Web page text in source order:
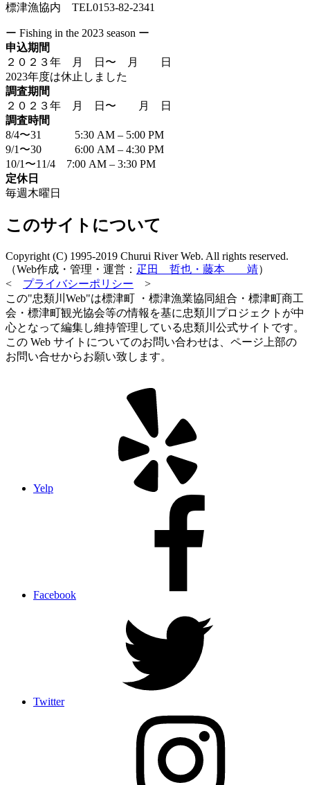
標津漁協内 TEL0153-82-2341
ー Fishing in the 2023 season ー
申込期間
２０２３年 月 日〜 月 日
2023年度は休止しました
調査期間
２０２３年 月 日〜 月 日
調査時間
8/4〜31 5:30 AM – 5:00 PM
9/1〜30 6:00 AM – 4:30 PM
10/1〜11/4 7:00 AM – 3:30 PM
定休日
毎週木曜日
このサイトについて
Copyright (C) 1995-2019 Churui River Web. All rights reserved.
（Web作成・管理・運営： 疋田 哲也・藤本 靖）
< プライバシーポリシー >
この"忠類川Web"は標津町 ・標津漁業協同組合・標津町商工
会・標津町観光協会等の情報を基に忠類川プロジェクトが中
心となって編集し維持管理している忠類川公式サイトです。
この Web サイトについてのお問い合わせは、ページ上部の
お問い合せからお願い致します。
Yelp
Facebook
Twitter